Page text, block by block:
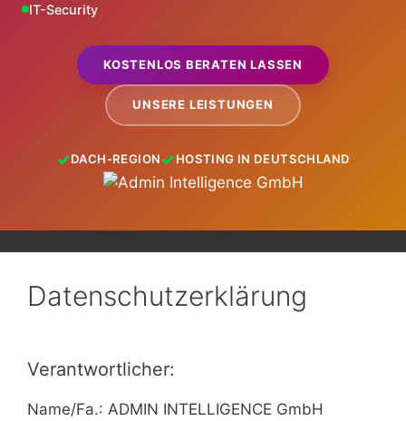
IT-Security
KOSTENLOS BERATEN LASSEN
UNSERE LEISTUNGEN
DACH-REGION HOSTING IN DEUTSCHLAND
Datenschutzerklärung
Verantwortlicher:
Name/Fa.: ADMIN INTELLIGENCE GmbH